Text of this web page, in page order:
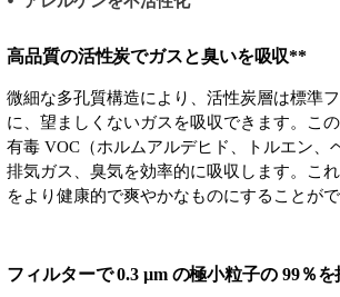
高品質の活性炭でガスと臭いを吸収**
微細な多孔質構造により、活性炭層は標準
に、望ましくないガスを吸収できます。こ
有毒 VOC（ホルムアルデヒド、トルエン、
排気ガス、臭気を効率的に吸収します。こ
をより健康的で爽やかなものにすることがで
フィルターで 0.3 µm の極小粒子の 99％を